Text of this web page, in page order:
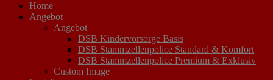
Home
Angebot
Angebot
DSB Kindervorsorge Basis
DSB Stammzellenpolice Standard & Komfort
DSB Stammzellenpolice Premium & Exklusiv
Custom Image